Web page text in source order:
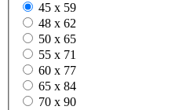
45 x 59
48 x 62
50 x 65
55 x 71
60 x 77
65 x 84
70 x 90